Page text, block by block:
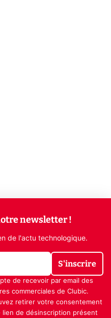
newsletter !
de l'actu technologique.
S'inscrire
de recevoir par email des
commerciales de Clubic.
retirer votre consentement
de désinscription présent